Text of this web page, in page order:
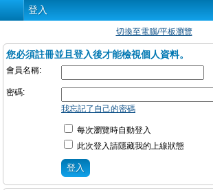
登入
切換至電腦/平板瀏覽
您必須註冊並且登入後才能檢視個人資料。
會員名稱:
密碼:
我忘記了自己的密碼
每次瀏覽時自動登入
此次登入請隱藏我的上線狀態